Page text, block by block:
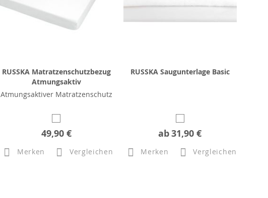
RUSSKA Matratzenschutzbezug
Atmungsaktiv
Atmungsaktiver Matratzenschutz
49,90 €
Merken Vergleichen
RUSSKA Saugunterlage Basic
ab31,90 €
Merken Vergleichen